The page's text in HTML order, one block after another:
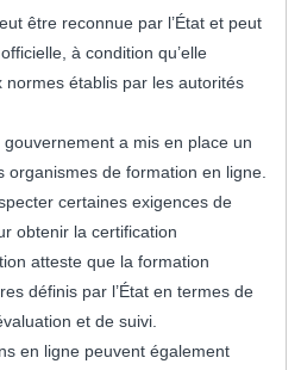
être reconnue par l’État et peut
à condition qu’elle
établis par les autorités
a mis en place un
organismes de formation en ligne.
certaines exigences de
obtenir la certification
atteste que la formation
définis par l’État en termes de
et de suivi.
en ligne peuvent également